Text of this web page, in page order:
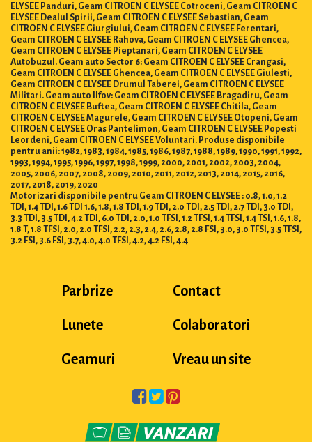
ELYSEE Panduri, Geam CITROEN C ELYSEE Cotroceni, Geam CITROEN C
ELYSEE Dealul Spirii, Geam CITROEN C ELYSEE Sebastian, Geam
CITROEN C ELYSEE Giurgiului, Geam CITROEN C ELYSEE Ferentari,
Geam CITROEN C ELYSEE Rahova, Geam CITROEN C ELYSEE Ghencea,
Geam CITROEN C ELYSEE Pieptanari, Geam CITROEN C ELYSEE
Autobuzul. Geam auto Sector 6: Geam CITROEN C ELYSEE Crangasi,
Geam CITROEN C ELYSEE Ghencea, Geam CITROEN C ELYSEE Giulesti,
Geam CITROEN C ELYSEE Drumul Taberei, Geam CITROEN C ELYSEE
Militari. Geam auto Ilfov: Geam CITROEN C ELYSEE Bragadiru, Geam
CITROEN C ELYSEE Buftea, Geam CITROEN C ELYSEE Chitila, Geam
CITROEN C ELYSEE Magurele, Geam CITROEN C ELYSEE Otopeni, Geam
CITROEN C ELYSEE Oras Pantelimon, Geam CITROEN C ELYSEE Popesti
Leordeni, Geam CITROEN C ELYSEE Voluntari. Produse disponibile
pentru anii: 1982, 1983, 1984, 1985, 1986, 1987, 1988, 1989, 1990, 1991, 1992,
1993, 1994, 1995, 1996, 1997, 1998, 1999, 2000, 2001, 2002, 2003, 2004,
2005, 2006, 2007, 2008, 2009, 2010, 2011, 2012, 2013, 2014, 2015, 2016,
2017, 2018, 2019, 2020
Motorizari disponibile pentru Geam CITROEN C ELYSEE : 0.8, 1.0, 1.2
TDI, 1.4 TDI, 1.6 TDI 1.6, 1.8, 1.8 TDI, 1.9 TDI, 2.0 TDI, 2.5 TDI, 2.7 TDI, 3.0 TDI,
3.3 TDI, 3.5 TDI, 4.2 TDI, 6.0 TDI, 2.0, 1.0 TFSI, 1.2 TFSI, 1.4 TFSI, 1.4 TSI, 1.6, 1.8,
1.8 T, 1.8 TFSI, 2.0, 2.0 TFSI, 2.2, 2.3, 2.4, 2.6, 2.8, 2.8 FSI, 3.0, 3.0 TFSI, 3.5 TFSI,
3.2 FSI, 3.6 FSI, 3.7, 4.0, 4.0 TFSI, 4.2, 4.2 FSI, 4.4
Parbrize
Lunete
Geamuri
Contact
Colaboratori
Vreau un site